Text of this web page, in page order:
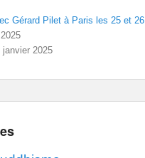
Gérard Pilet à Paris les 25 et 26
janvier 2025